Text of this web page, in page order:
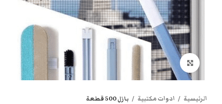
انقر هنا لتكبير الصورة
الرئيسية ادوات مكتبية بازل 500 قطعة